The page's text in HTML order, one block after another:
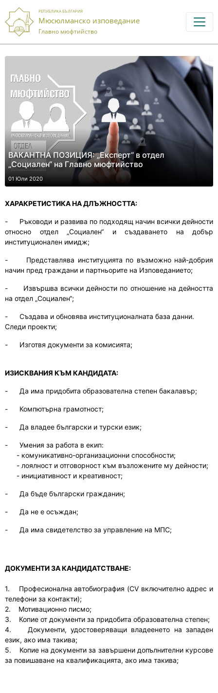
РЕПУБЛИКА БЪЛГАРИЯ
Мюсюлманско изповедание
Главно мюфтийство
ВАКАНТНА ПОЗИЦИЯ: „Експерт“ в отдел
„Социален“ на Главно мюфтийство
01 Юли 2020
ХАРАКРЕТИСТИКА НА ДЛЪЖНОСТТА:
-
Ръководи и развива по подходящ начин всички дейности
относно отдел „Социален“ и създаването на добър
институционален имидж;
-
Представлява институцията по възможно най-добрия
начин пред граждани и партньорите на Изповеданието;
-
Извършва всички дейности по отношение на дейността
на отдел „Социален“;
-
Създава и обновява институционалната база данни.
Следи проекти;
- Изготвя документи за комисията;
ИЗИСКВАНИЯ КЪМ КАНДИДАТА:
- Да има придобита образователна степен бакалавър;
- Компютърна грамотност;
- Да владее български и турски език;
-
Умения за работа в екип:
- комуникативно-организационни способности;
- лоялност и отговорност към възложените му дейности;
- инициативност и креативност;
- Да бъде български гражданин;
- Да не е осъждан;
- Да има свидетелство за управление на МПС;
ДОКУМЕНТИ ЗА КАНДИДАТСТВАНЕ:
1. Професионална автобиография (CV включително адрес и
телефони за контакти);
2. Мотивационно писмо;
3. Копие от документи за придобита образователна степен;
4. Документи, удостоверяващи владеенето на западен
език, ако има такива;
5. Копие на документи за завършени допълнителни курсове
за повишаване на квалификацията, ако има такива;